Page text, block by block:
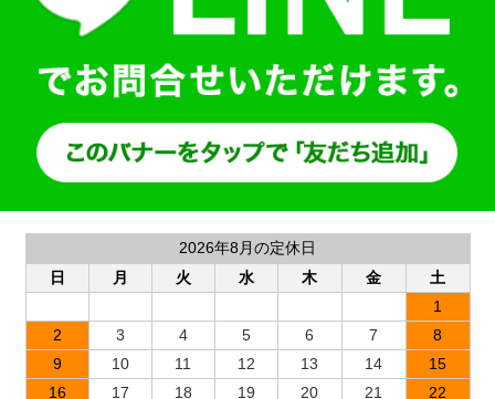
2026年8月の定休日
日
月 火 水 木 金
土
1
2
3 4 5 6 7
8
9
10 11 12 13 14
15
16
17 18 19 20 21 22